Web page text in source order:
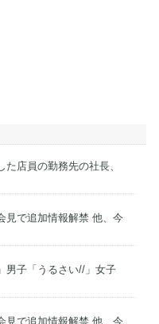
た店員の勤務先の社長、
見で追加情報解禁 他、今
男子「うるさい//」女子
見で追加情報解禁 他、今